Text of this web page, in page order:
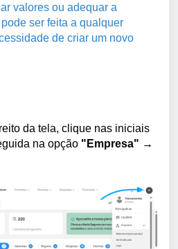
valores ou adequar a
ser feita a qualquer
de criar um novo
da tela, clique nas iniciais
na opção "Empresa" →